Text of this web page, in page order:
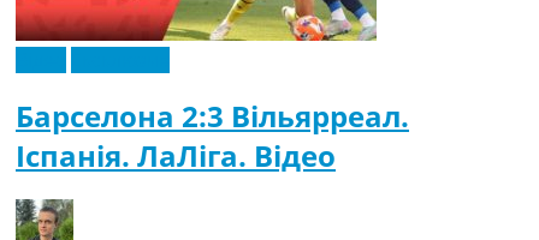
Барселона 2:3 Вільярреал.
Іспанія. ЛаЛіга. Відео